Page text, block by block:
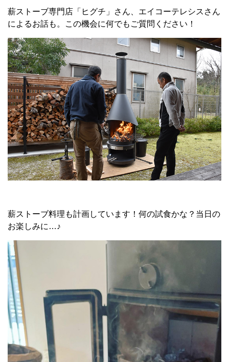
薪ストーブ専門店「ヒグチ」さん、エイコーテレシスさん
によるお話も。この機会に何でもご質問ください！
薪ストーブ料理も計画しています！何の試食かな？当日の
お楽しみに…♪